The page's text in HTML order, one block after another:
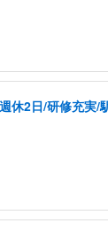
休2日/研修充実/